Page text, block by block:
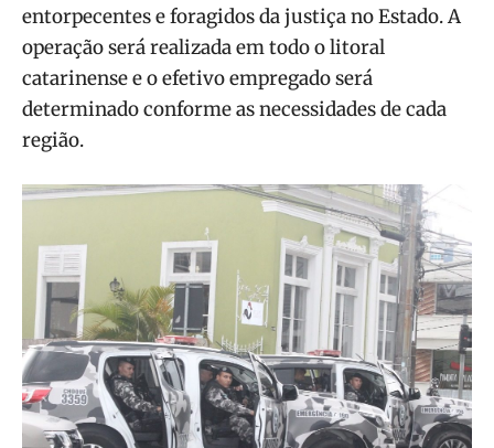
entorpecentes e foragidos da justiça no Estado. A
operação será realizada em todo o litoral
catarinense e o efetivo empregado será
determinado conforme as necessidades de cada
região.